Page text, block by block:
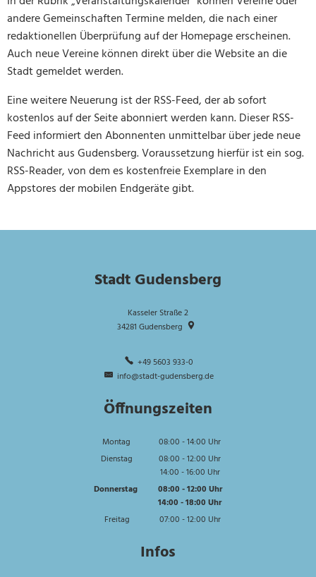
andere Gemeinschaften Termine melden, die nach einer
redaktionellen Überprüfung auf der Homepage erscheinen.
Auch neue Vereine können direkt über die Website an die
Stadt gemeldet werden.
Eine weitere Neuerung ist der RSS-Feed, der ab sofort
kostenlos auf der Seite abonniert werden kann. Dieser RSS-
Feed informiert den Abonnenten unmittelbar über jede neue
Nachricht aus Gudensberg. Voraussetzung hierfür ist ein sog.
RSS-Reader, von dem es kostenfreie Exemplare in den
Appstores der mobilen Endgeräte gibt.
Stadt Gudensberg
Kasseler Straße 2
34281 Gudensberg
+49 5603 933-0
info@stadt-gudensberg.de
Öffnungszeiten
Montag 08:00 -14:00 Uhr
Von 08:00 bis 14:00 Uhr
Dienstag 08:00 -12:00 Uhr
Von 08:00 bis 12:00 Uhr
14:00 -16:00 Uhr
Von 14:00 bis 16:00 Uhr
Donnerstag 08:00 -12:00 Uhr
Von 08:00 bis 12:00 Uhr
14:00 -18:00 Uhr
Von 14:00 bis 18:00 Uhr
Freitag 07:00 -12:00 Uhr
Infos